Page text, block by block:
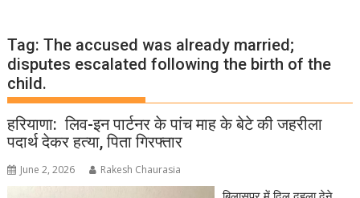
Tag:The accused was already married;
disputes escalated following the birth of the
child.
हरियाणा: लिव-इन पार्टनर के पांच माह के बेटे की जहरीला
पदार्थ देकर हत्या, पिता गिरफ्तार
June 2, 2026 Rakesh Chaurasia